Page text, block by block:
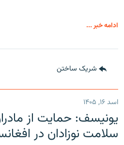
ادامه خبر ...
شریک ساختن
اسد ۱۶, ۱۴۰۵
یونیسف: حمایت از
سلامت نوزادان در